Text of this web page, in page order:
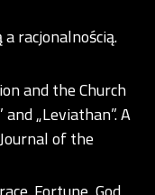
racjonalnością.
and the Church
„Leviathan”. A
of the